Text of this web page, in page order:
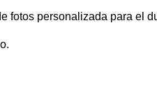
fotos personalizada para el